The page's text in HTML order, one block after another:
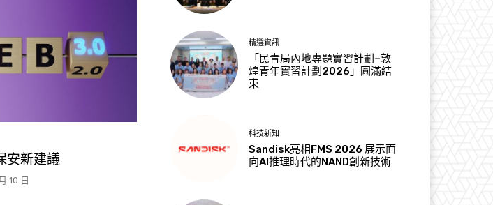
安新建議
10 日
精選資訊
「民青局內地專題實習計劃–敦
煌青年實習計劃2026」圓滿結
束
科技新知
Sandisk亮相FMS 2026 展示面
向AI推理時代的NAND創新技術